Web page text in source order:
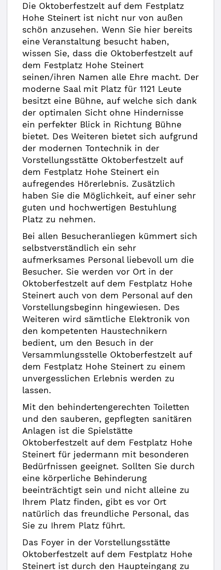
Die Oktoberfestzelt auf dem Festplatz
Hohe Steinert ist nicht nur von außen
schön anzusehen. Wenn Sie hier bereits
eine Veranstaltung besucht haben,
wissen Sie, dass die Oktoberfestzelt auf
dem Festplatz Hohe Steinert
seinen/ihren Namen alle Ehre macht. Der
moderne Saal mit Platz für 1121 Leute
besitzt eine Bühne, auf welche sich dank
der optimalen Sicht ohne Hindernisse
ein perfekter Blick in Richtung Bühne
bietet. Des Weiteren bietet sich aufgrund
der modernen Tontechnik in der
Vorstellungsstätte Oktoberfestzelt auf
dem Festplatz Hohe Steinert ein
aufregendes Hörerlebnis. Zusätzlich
haben Sie die Möglichkeit, auf einer sehr
guten und hochwertigen Bestuhlung
Platz zu nehmen.
Bei allen Besucheranliegen kümmert sich
selbstverständlich ein sehr
aufmerksames Personal liebevoll um die
Besucher. Sie werden vor Ort in der
Oktoberfestzelt auf dem Festplatz Hohe
Steinert auch von dem Personal auf den
Vorstellungsbeginn hingewiesen. Des
Weiteren wird sämtliche Elektronik von
den kompetenten Haustechnikern
bedient, um den Besuch in der
Versammlungsstelle Oktoberfestzelt auf
dem Festplatz Hohe Steinert zu einem
unvergesslichen Erlebnis werden zu
lassen.
Mit den behindertengerechten Toiletten
und den sauberen, gepflegten sanitären
Anlagen ist die Spielstätte
Oktoberfestzelt auf dem Festplatz Hohe
Steinert für jedermann mit besonderen
Bedürfnissen geeignet. Sollten Sie durch
eine körperliche Behinderung
beeinträchtigt sein und nicht alleine zu
Ihrem Platz finden, gibt es vor Ort
natürlich das freundliche Personal, das
Sie zu Ihrem Platz führt.
Das Foyer in der Vorstellungsstätte
Oktoberfestzelt auf dem Festplatz Hohe
Steinert ist durch den Haupteingang zu